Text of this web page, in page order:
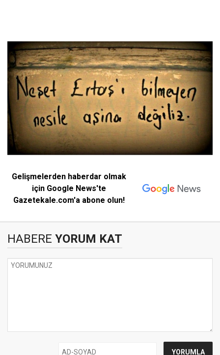
Gelişmelerden haberdar olmak
için Google News'te
Gazetekale.com'a abone olun!
HABERE YORUM KAT